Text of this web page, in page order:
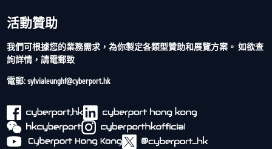
活動贊助
我們可根據您的業務需求，為你製定各類型贊助和展覽方案。 如欲查
詢詳情，請電郵致
電郵: sylvialeunghf@cyberport.hk